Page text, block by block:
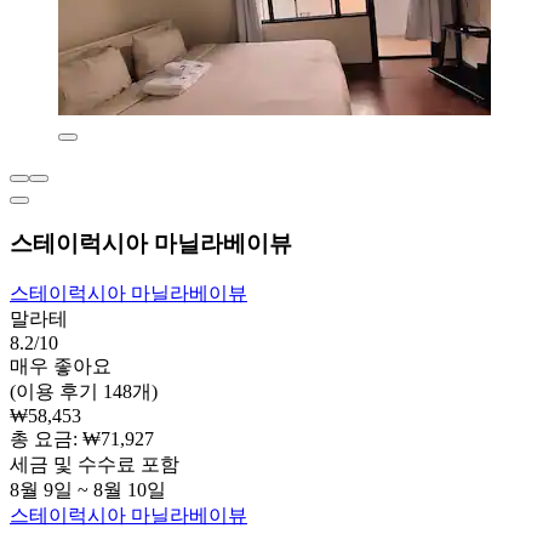
스테이럭시아 마닐라베이뷰
스테이럭시아 마닐라베이뷰
말라테
8.2/10
매우 좋아요
(이용 후기 148개)
₩58,453
총 요금: ₩71,927
세금 및 수수료 포함
8월 9일 ~ 8월 10일
스테이럭시아 마닐라베이뷰